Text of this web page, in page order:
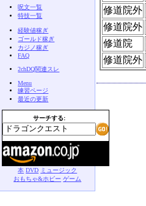
修道院外
修道院外
修道院
修道院外
呪文一覧
特技一覧
経験値稼ぎ
ゴールド稼ぎ
カジノ稼ぎ
FAQ
2chDQ関連スレ
Menu
練習ページ
最近の更新
サーチする:
本 DVD ミュージック
おもちゃ&ホビー ゲーム